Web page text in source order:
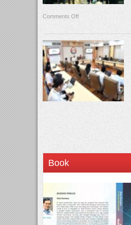
Comments Off
Book